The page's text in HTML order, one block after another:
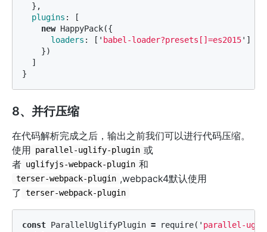
},
plugins :
[
new HappyPack({
loaders : [ ' babel-loader?presets[]=es2015' ]
})
]
}
8、并行压缩
在代码解析完成之后，输出之前我们可以进行代码压缩。
使用 parallel-uglify-plugin 或
者 uglifyjs-webpack-plugin 和
terser-webpack-plugin ,webpack4默认使用
了 terser-webpack-plugin
const ParallelUglifyPlugin = require( ' parallel-